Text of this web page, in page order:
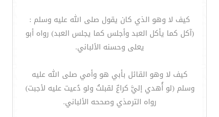
كيف لا وهو الذي كان يقول صلى الله عليه وسلم :
(آكل كما يأكل العبد وأجلس كما يجلس العبد) رواه أبو
يعلى وحسنه الألباني.
كيف لا وهو القائل بأبي هو وأمي صلى الله عليه
وسلم (لو أُهدي إليَّ كراعٌ لقبلتُ ولو دُعيت عليه لأجبت)
رواه الترمذي وصححه الألباني.